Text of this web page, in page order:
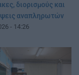
διορισμούς και
αναπληρωτών
- 14:26